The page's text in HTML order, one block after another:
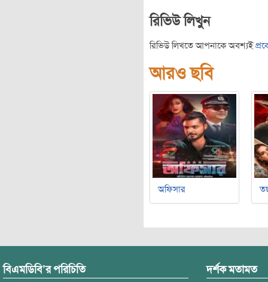
রিভিউ লিখুন
রিভিউ লিখতে আপনাকে অবশ্যই
আরও ছবি
অফিসার
বিএমডিবি’র পরিচিতি দর্শক মতামত